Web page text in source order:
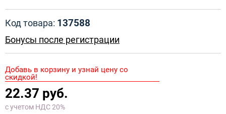
Код товара: 137588
Бонусы после регистрации
Добавь в корзину и узнай цену со
скидкой!
22.37 руб.
с учетом НДС 20%